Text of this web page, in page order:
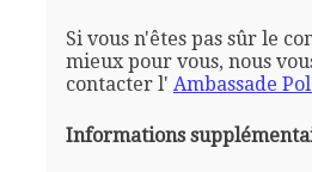
Si vous n'êtes pas sûr le
mieux pour vous, nous
contacter l' Ambassade
Informations